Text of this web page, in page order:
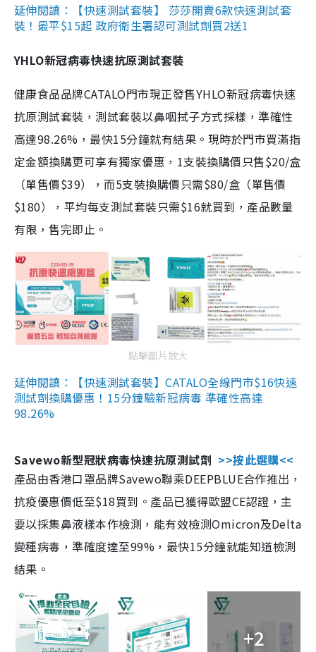
延伸閱讀：【快速測試套裝】 莎莎開賣6款快速測試套
裝！最平$15起 政府衛生署認可測試劑買2送1
YHLO新冠病毒快速抗原測試套裝
健康食品品牌CATALO門市現正發售YHLO新冠病毒快速
抗原測試套裝，測試套裝以鼻咽拭子方式採樣，準確性
高達98.26%，最快15分鐘就有結果。現時於門市買滿指
定金額換購更可享有獨家優惠，1支裝換購價只售$20/盒
（單售價$39），而5支裝換購價只需$80/盒（單售價
$180），平均每支測試套裝只需$16就買到，產品數量
有限，售完即止。
點擊圖片放大
延伸閱讀：【快速測試套裝】CATALO全線門市$16快速
測試劑換購優惠！15分鐘驗新冠病毒 準確性高達
98.26%
Savewo新型冠狀病毒快速抗原測試劑 >>按此選購<<
產品由香港口罩品牌Savewo聯乘DEEPBLUE合作推出，
抗疫優惠價低至$18買到。產品已獲得歐盟CE認證，主
要以採集鼻液樣本作檢測，能有效檢測Omicron及Delta
變種病毒，準確度達至99%，最快15分鐘就能知道檢測
結果。
+2